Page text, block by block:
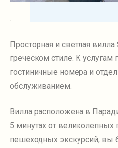
.
Просторная и светлая
греческом стиле. К услугам
гостиничные номера и
обслуживанием.
Вилла расположена в
5 минутах от великолепных
пешеходных экскурсий, вы